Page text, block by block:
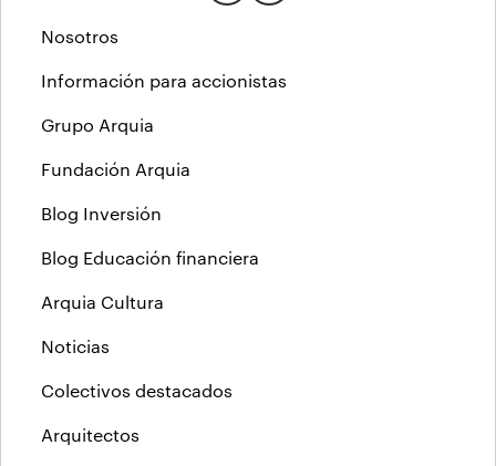
Nosotros
Información para accionistas
Grupo Arquia
Fundación Arquia
Blog Inversión
Blog Educación financiera
Arquia Cultura
Noticias
Colectivos destacados
Arquitectos